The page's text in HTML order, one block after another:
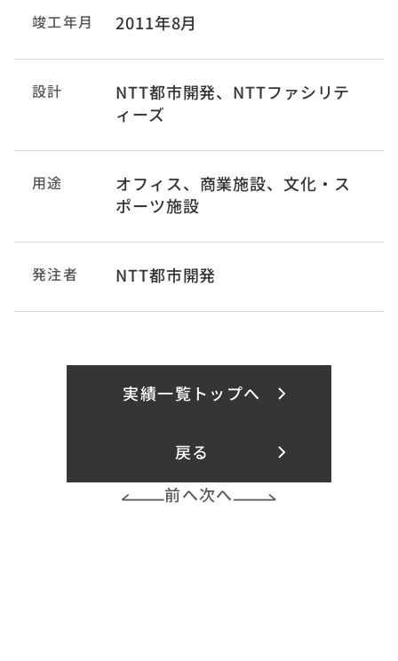
竣工年月 2011年8月
設計
NTT都市開発、NTTファシリテ
ィーズ
用途
オフィス、商業施設、文化・ス
ポーツ施設
発注者 NTT都市開発
実績一覧トップへ
戻る
前へ次へ